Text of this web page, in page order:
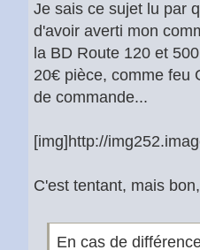
Je sais ce sujet lu par
d'avoir averti mon
la BD Route 120 et
20€ pièce, comme feu
de commande...
[img]http://
C'est tentant, mais
En cas de